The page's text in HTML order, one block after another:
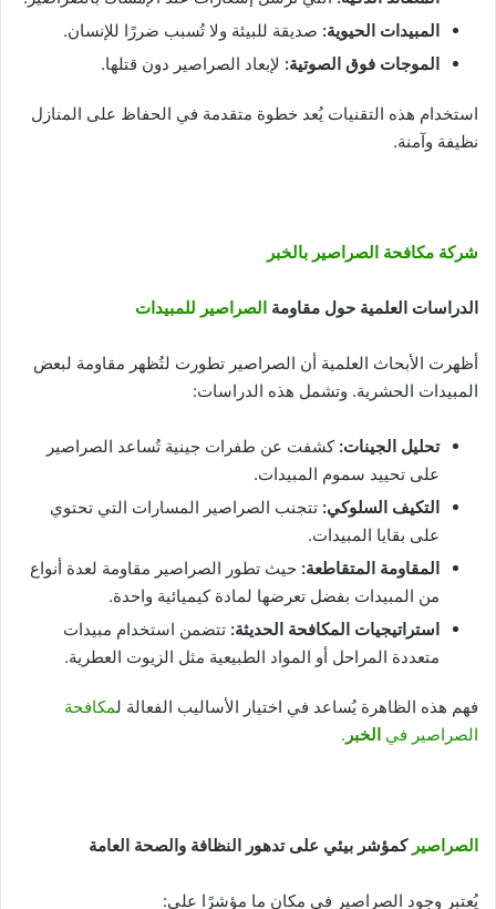
المبيدات الحيوية: صديقة للبيئة ولا تُسبب ضررًا للإنسان.
الموجات فوق الصوتية: لإبعاد الصراصير دون قتلها.
استخدام هذه التقنيات يُعد خطوة متقدمة في الحفاظ على المنازل
نظيفة وآمنة.
شركة مكافحة الصراصير بالخبر
الدراسات العلمية حول مقاومة الصراصير للمبيدات
أظهرت الأبحاث العلمية أن الصراصير تطورت لتُظهر مقاومة لبعض
المبيدات الحشرية. وتشمل هذه الدراسات:
تحليل الجينات: كشفت عن طفرات جينية تُساعد الصراصير
على تحييد سموم المبيدات.
التكيف السلوكي: تتجنب الصراصير المسارات التي تحتوي
على بقايا المبيدات.
المقاومة المتقاطعة: حيث تطور الصراصير مقاومة لعدة أنواع
من المبيدات بفضل تعرضها لمادة كيميائية واحدة.
استراتيجيات المكافحة الحديثة: تتضمن استخدام مبيدات
متعددة المراحل أو المواد الطبيعية مثل الزيوت العطرية.
فهم هذه الظاهرة يُساعد في اختيار الأساليب الفعالة لمكافحة
الصراصير في الخبر .
الصراصير كمؤشر بيئي على تدهور النظافة والصحة العامة
يُعتبر وجود الصراصير في مكان ما مؤشرًا على: